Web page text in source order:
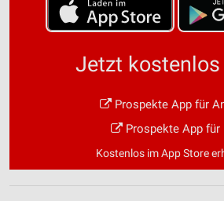
Jetzt kostenlos
Prospekte App für
Prospekte App für
Kostenlos im App Store